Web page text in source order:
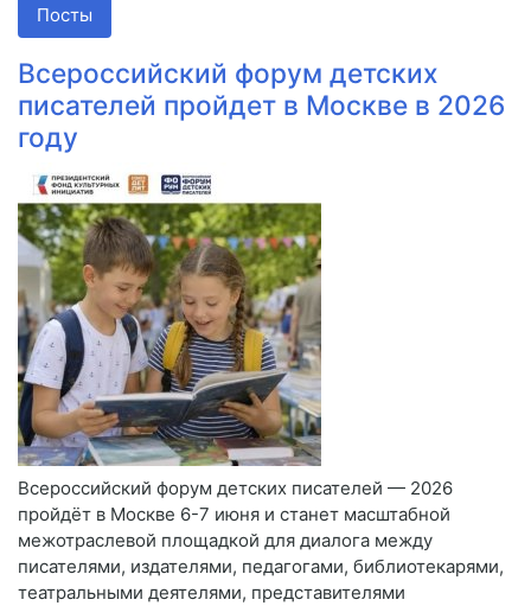
Посты
Всероссийский форум детских
писателей пройдет в Москве в 2026
году
Всероссийский форум детских писателей — 2026
пройдёт в Москве 6-7 июня и станет масштабной
межотраслевой площадкой для диалога между
писателями, издателями, педагогами, библиотекарями,
театральными деятелями, представителями